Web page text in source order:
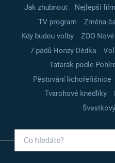
Jak zhubnout Nejlepší
TV program
Změna
Kdy budou volby
ZOO
7 pádů Honzy Dědka
Tatarák podle
Pěstování lichořeřišnice
Tvarohové knedlíky